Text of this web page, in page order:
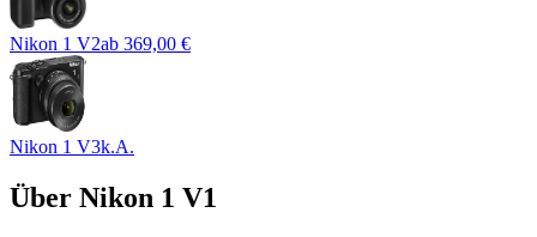
Nikon 1 V2ab 369,00 €
Nikon 1 V3k.A.
Über Nikon 1 V1